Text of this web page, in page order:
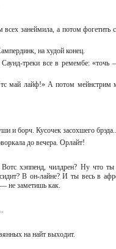
занеймила, а потом фогетить
на худой конец.
треки все в ремембе: «точь
май лайф!» А потом мейнстрим
и борч. Кусочек засохшего
до вечера. Орлайт!
Вотс хэппенд, чилдрен? Ну что
В он-лайне? И ты весь в
не заметишь как.
на найт выходит.